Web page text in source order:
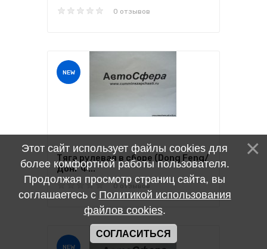
0 отзывов
NEW
Тяга рулевая в сборе (Dong Feng/
Донг Ф...
0 отзывов
NEW
Этот сайт использует файлы cookies для
более комфортной работы пользователя.
Продолжая просмотр страниц сайта, вы
соглашаетесь с Политикой использования
файлов cookies.
СОГЛАСИТЬСЯ